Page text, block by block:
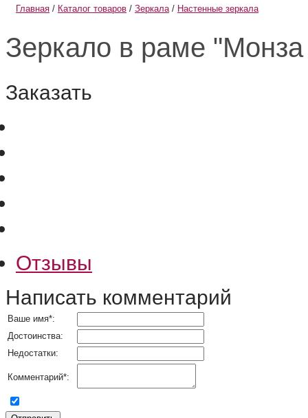
Главная / Каталог товаров / Зеркала/ Настенные зеркала
Зеркало в раме
Заказать
Отзывы
Написать комментарий
Ваше имя*:
Достоинства:
Недостатки:
Комментарий*: